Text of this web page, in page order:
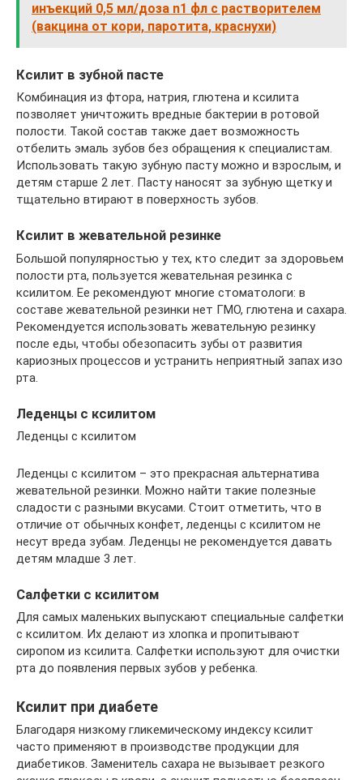
инъекций 0,5 мл/доза n1 фл с растворителем
(вакцина от кори, паротита, краснухи)
Ксилит в зубной пасте
Комбинация из фтора, натрия, глютена и ксилита
позволяет уничтожить вредные бактерии в ротовой
полости. Такой состав также дает возможность
отбелить эмаль зубов без обращения к специалистам.
Использовать такую зубную пасту можно и взрослым, и
детям старше 2 лет. Пасту наносят за зубную щетку и
тщательно втирают в поверхность зубов.
Ксилит в жевательной резинке
Большой популярностью у тех, кто следит за здоровьем
полости рта, пользуется жевательная резинка с
ксилитом. Ее рекомендуют многие стоматологи: в
составе жевательной резинки нет ГМО, глютена и сахара.
Рекомендуется использовать жевательную резинку
после еды, чтобы обезопасить зубы от развития
кариозных процессов и устранить неприятный запах изо
рта.
Леденцы с ксилитом
Леденцы с ксилитом
Леденцы с ксилитом – это прекрасная альтернатива
жевательной резинки. Можно найти такие полезные
сладости с разными вкусами. Стоит отметить, что в
отличие от обычных конфет, леденцы с ксилитом не
несут вреда зубам. Леденцы не рекомендуется давать
детям младше 3 лет.
Салфетки с ксилитом
Для самых маленьких выпускают специальные салфетки
с ксилитом. Их делают из хлопка и пропитывают
сиропом из ксилита. Салфетки используют для очистки
рта до появления первых зубов у ребенка.
Ксилит при диабете
Благодаря низкому гликемическому индексу ксилит
часто применяют в производстве продукции для
диабетиков. Заменитель сахара не вызывает резкого